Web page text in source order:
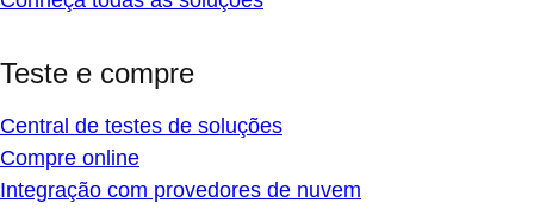
Teste e compre
Central de testes de soluções
Compre online
Integração com provedores de nuvem